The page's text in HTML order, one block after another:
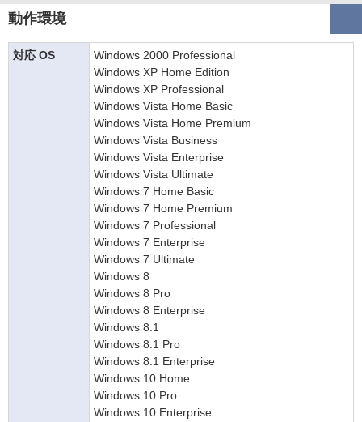
動作環境
対応 OS
Windows 2000 Professional
Windows XP Home Edition
Windows XP Professional
Windows Vista Home Basic
Windows Vista Home Premium
Windows Vista Business
Windows Vista Enterprise
Windows Vista Ultimate
Windows 7 Home Basic
Windows 7 Home Premium
Windows 7 Professional
Windows 7 Enterprise
Windows 7 Ultimate
Windows 8
Windows 8 Pro
Windows 8 Enterprise
Windows 8.1
Windows 8.1 Pro
Windows 8.1 Enterprise
Windows 10 Home
Windows 10 Pro
Windows 10 Enterprise